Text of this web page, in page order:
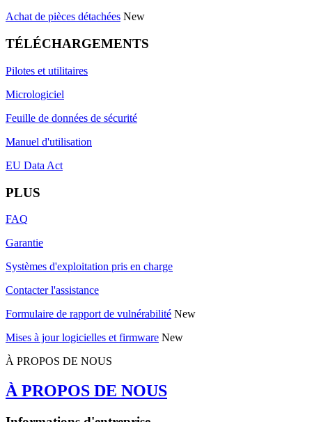
Achat de pièces détachées New
TÉLÉCHARGEMENTS
Pilotes et utilitaires
Micrologiciel
Feuille de données de sécurité
Manuel d'utilisation
EU Data Act
PLUS
FAQ
Garantie
Systèmes d'exploitation pris en charge
Contacter l'assistance
Formulaire de rapport de vulnérabilité New
Mises à jour logicielles et firmware New
À PROPOS DE NOUS
À PROPOS DE NOUS